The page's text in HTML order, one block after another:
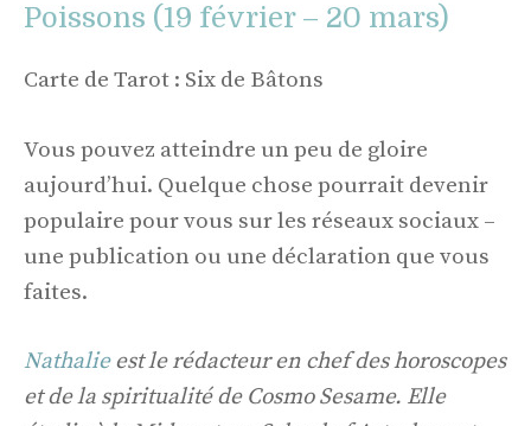
Poissons (19 février – 20 mars)
Carte de Tarot : Six de Bâtons
Vous pouvez atteindre un peu de gloire
aujourd’hui. Quelque chose pourrait devenir
populaire pour vous sur les réseaux sociaux –
une publication ou une déclaration que vous
faites.
Nathalieest le rédacteur en chef des horoscopes
et de la spiritualité de Cosmo Sesame. Elle